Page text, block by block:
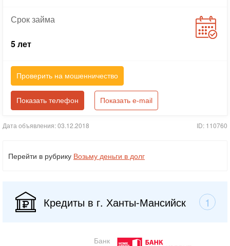
Срокзайма
5 лет
Проверить на мошенничество
Показать телефон Показать e-mail
Дата объявления: 03.12.2018 ID: 110760
Перейти в рубрику Возьму деньги в долг
Кредиты в г. Ханты-Мансийск 1
Банк